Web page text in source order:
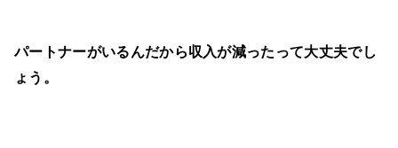
パートナーがいるんだから収入が減ったって大丈夫でし
ょう。